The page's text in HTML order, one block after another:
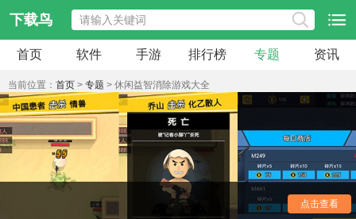
下载鸟
首页 软件 手游 排行榜 专题 资讯
当前位置： 首页 > 专题 > 休闲益智消除游戏大全
生活压力大？来几局轻松有趣的消除游戏吧！这里汇集了
多种玩法的消除佳作，有经典的开心水果消消乐、创意十足的
点击查看